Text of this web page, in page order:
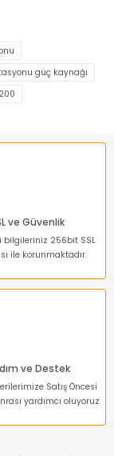
formunu
güç kaynağı
ve Güvenlik
bilgileriniz 256bit SSL
ile korunmaktadır.
ve Destek
Satış Öncesi
yardımcı oluyoruz